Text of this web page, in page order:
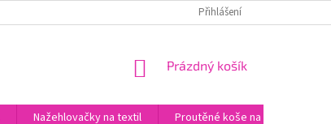
Přihlášení
NÁKUPNÍ
Prázdný košík
Nažehlovačky na textil
Proutěné koše na miminka